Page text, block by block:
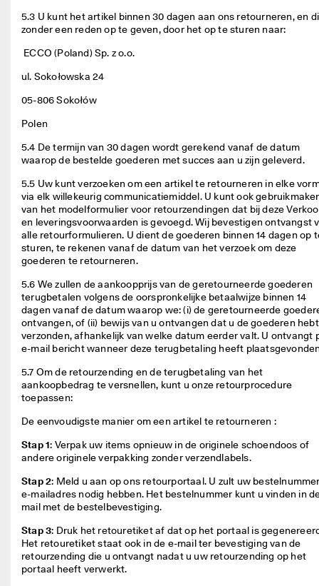
5.3 U kunt het artikel binnen 30 dagen aan ons retourneren, en
zonder een reden op te geven, door het op te sturen naar:
ECCO (Poland) Sp. z o.o.
ul. Sokołowska 24
05-806 Sokołów
Polen
5.4 De termijn van 30 dagen wordt gerekend vanaf de datum
waarop de bestelde goederen met succes aan u zijn geleverd.
5.5 Uw kunt verzoeken om een artikel te retourneren in elke
via elk willekeurig communicatiemiddel. U kunt ook
van het modelformulier voor retourzendingen dat bij deze
en leveringsvoorwaarden is gevoegd. Wij bevestigen ontvangst
alle retourformulieren. U dient de goederen binnen 14 dagen op
sturen, te rekenen vanaf de datum van het verzoek om deze
goederen te retourneren.
5.6 We zullen de aankoopprijs van de geretourneerde goederen
terugbetalen volgens de oorspronkelijke betaalwijze binnen 14
dagen vanaf de datum waarop we: (i) de geretourneerde
ontvangen, of (ii) bewijs van u ontvangen dat u de goederen hebt
verzonden, afhankelijk van welke datum eerder valt. U ontvangt
e-mail bericht wanneer deze terugbetaling heeft
5.7 Om de retourzending en de terugbetaling van het
aankoopbedrag te versnellen, kunt u onze retourprocedure
toepassen:
De eenvoudigste manier om een artikel te retourneren :
Stap 1: Verpak uw items opnieuw in de originele schoendoos of
andere originele verpakking zonder verzendlabels.
Stap 2: Meld u aan op ons retourportaal. U zult uw
e-mailadres nodig hebben. Het bestelnummer kunt u vinden in
mail met de bestelbevestiging.
Stap 3: Druk het retouretiket af dat op het portaal is
Het retouretiket staat ook in de e-mail ter bevestiging van de
retourzending die u ontvangt nadat u uw retourzending op het
portaal heeft verwerkt.